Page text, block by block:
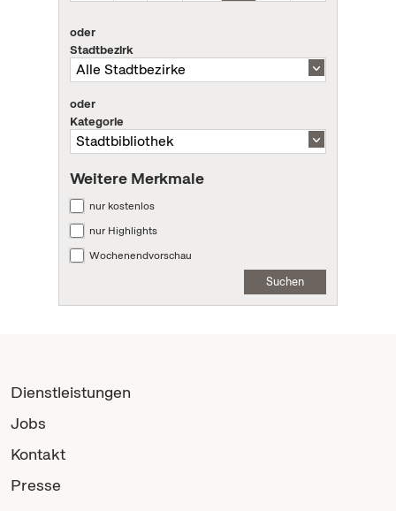
oder
Stadtbezirk
oder
Kategorie
Weitere Merkmale
nur kostenlos
nur Highlights
Wochenendvorschau
Suchen
Dienstleistungen
Jobs
Kontakt
Presse